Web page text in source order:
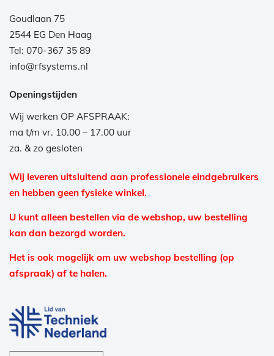
Goudlaan 75
2544 EG Den Haag
Tel: 070-367 35 89
info@rfsystems.nl
Openingstijden
Wij werken OP AFSPRAAK:
ma t/m vr. 10.00 – 17.00 uur
za. & zo gesloten
Wij leveren uitsluitend aan professionele eindgebruikers
en hebben geen fysieke winkel.
U kunt alleen bestellen via de webshop, uw bestelling
kan dan bezorgd worden.
Het is ook mogelijk om uw webshop bestelling (op
afspraak) af te halen.